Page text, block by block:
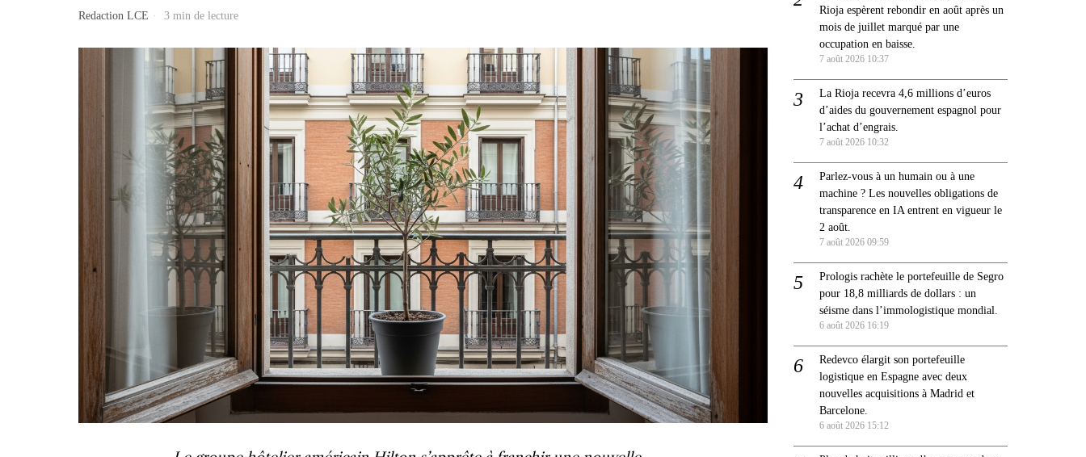
Redaction LCE 3 min de lecture
Rioja espèrent rebondir en août après un
mois de juillet marqué par une
occupation en baisse.
7 août 2026 10:37
La Rioja recevra 4,6 millions d’euros
d’aides du gouvernement espagnol pour
l’achat d’engrais.
7 août 2026 10:32
Parlez-vous à un humain ou à une
machine ? Les nouvelles obligations de
transparence en IA entrent en vigueur le
2 août.
7 août 2026 09:59
Prologis rachète le portefeuille de Segro
pour 18,8 milliards de dollars : un
séisme dans l’immologistique mondial.
6 août 2026 16:19
Redevco élargit son portefeuille
logistique en Espagne avec deux
nouvelles acquisitions à Madrid et
Barcelone.
6 août 2026 15:12